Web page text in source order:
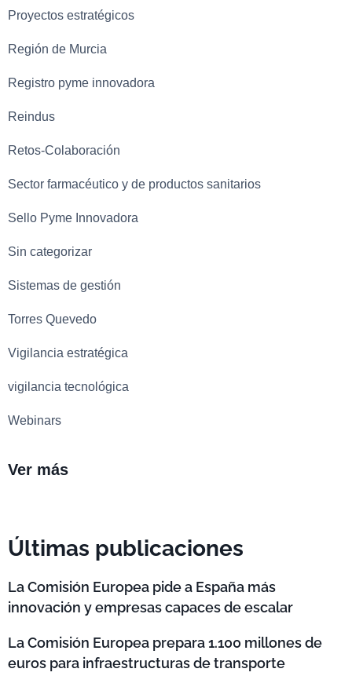
Proyectos estratégicos
Región de Murcia
Registro pyme innovadora
Reindus
Retos-Colaboración
Sector farmacéutico y de productos sanitarios
Sello Pyme Innovadora
Sin categorizar
Sistemas de gestión
Torres Quevedo
Vigilancia estratégica
vigilancia tecnológica
Webinars
Ver más
Últimas publicaciones
La Comisión Europea pide a España más
innovación y empresas capaces de escalar
La Comisión Europea prepara 1.100 millones de
euros para infraestructuras de transporte